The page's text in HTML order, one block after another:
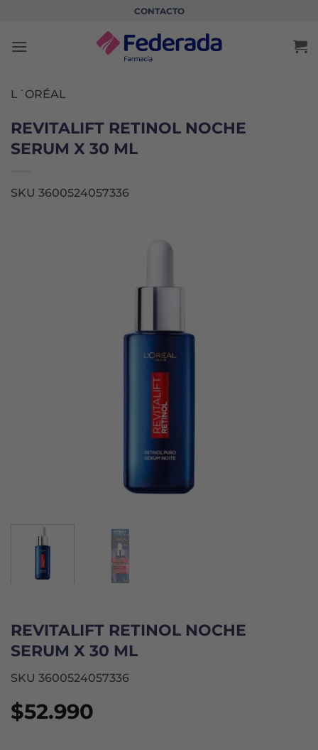
contenido
CONTACTO
L´ORÉAL
REVITALIFT RETINOL NOCHE
SERUM X 30 ML
SKU 3600524057336
REVITALIFT RETINOL NOCHE
SERUM X 30 ML
SKU 3600524057336
$52.990